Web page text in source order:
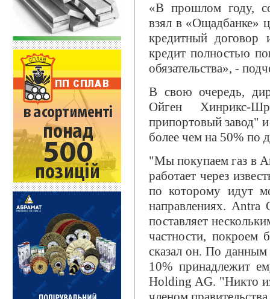
«В прошлом году,
взял в «Ощадбанке»
кредитный договор
кредит полностью
обязательства», -
В свою очередь,
Ойген Хинрикс-
припортовый завод"
более чем на 50% по
"Мы покупаем газ в
работает через
по которому идут
направлениях.
поставляет
частности, покроем
сказал он. По
10% принадлежит
Holding AG. "Никто